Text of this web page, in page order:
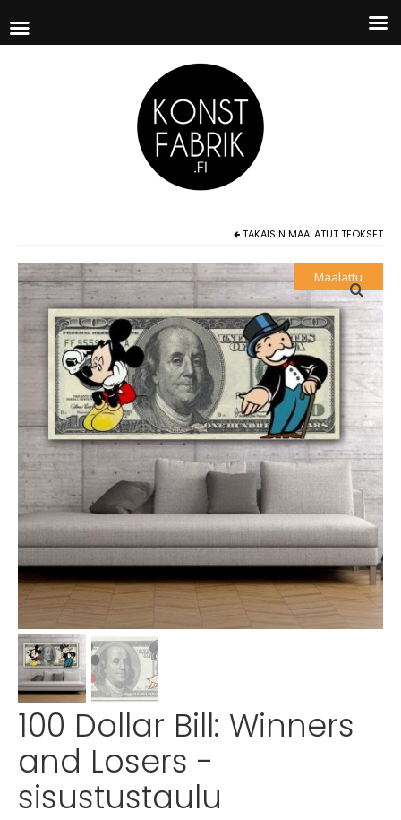
TAKAISIN MAALATUT TEOKSET
Maalattu
100 Dollar Bill: Winners
and Losers -
sisustustaulu